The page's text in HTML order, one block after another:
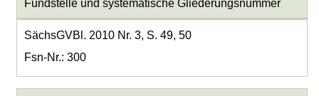
Fundstelle und systematische Gliederungsnummer
SächsGVBl. 2010 Nr. 3, S. 49, 50
Fsn-Nr.: 300